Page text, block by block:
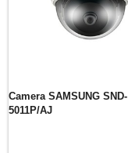
Camera SAMSUNG SND-
5011P/AJ